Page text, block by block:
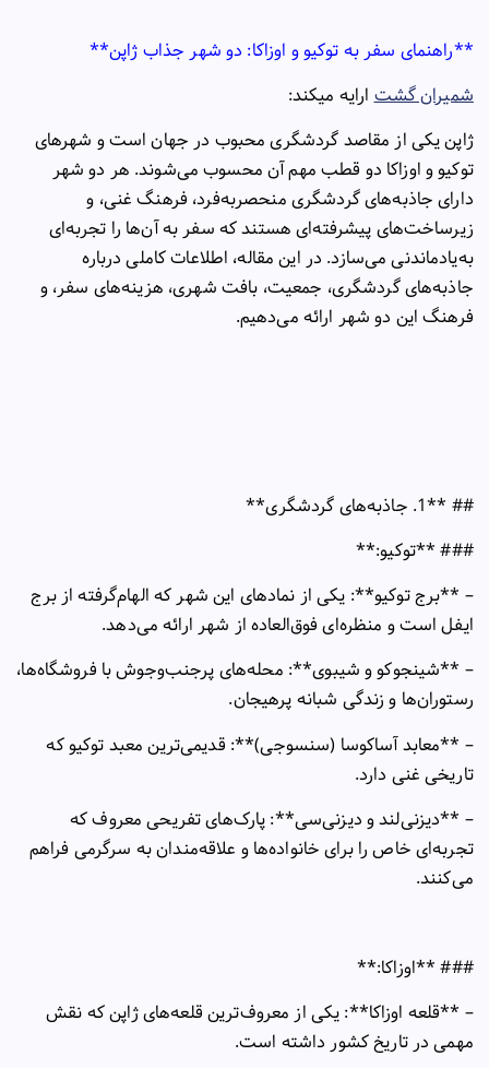
**راهنمای سفر به توکیو و اوزاکا: دو شهر جذاب ژاپن**
شمیران گشتارایه میکند:
ژاپن یکی از مقاصد گردشگری محبوب در جهان است و شهرهای
توکیو و اوزاکا دو قطب مهم آن محسوب می‌شوند. هر دو شهر
دارای جاذبه‌های گردشگری منحصر‌به‌فرد، فرهنگ غنی، و
زیرساخت‌های پیشرفته‌ای هستند که سفر به آن‌ها را تجربه‌ای
به‌یادماندنی می‌سازد. در این مقاله، اطلاعات کاملی درباره
جاذبه‌های گردشگری، جمعیت، بافت شهری، هزینه‌های سفر، و
فرهنگ این دو شهر ارائه می‌دهیم.
## **1. جاذبه‌های گردشگری**
### **توکیو:**
– **برج توکیو**: یکی از نمادهای این شهر که الهام‌گرفته از برج
ایفل است و منظره‌ای فوق‌العاده از شهر ارائه می‌دهد.
– **شینجوکو و شیبوی**: محله‌های پرجنب‌وجوش با فروشگاه‌ها،
رستوران‌ها و زندگی شبانه پرهیجان.
– **معابد آساکوسا (سنسوجی)**: قدیمی‌ترین معبد توکیو که
تاریخی غنی دارد.
– **دیزنی‌لند و دیزنی‌سی**: پارک‌های تفریحی معروف که
تجربه‌ای خاص را برای خانواده‌ها و علاقه‌مندان به سرگرمی فراهم
می‌کنند.
### **اوزاکا:**
– **قلعه اوزاکا**: یکی از معروف‌ترین قلعه‌های ژاپن که نقش
مهمی در تاریخ کشور داشته است.